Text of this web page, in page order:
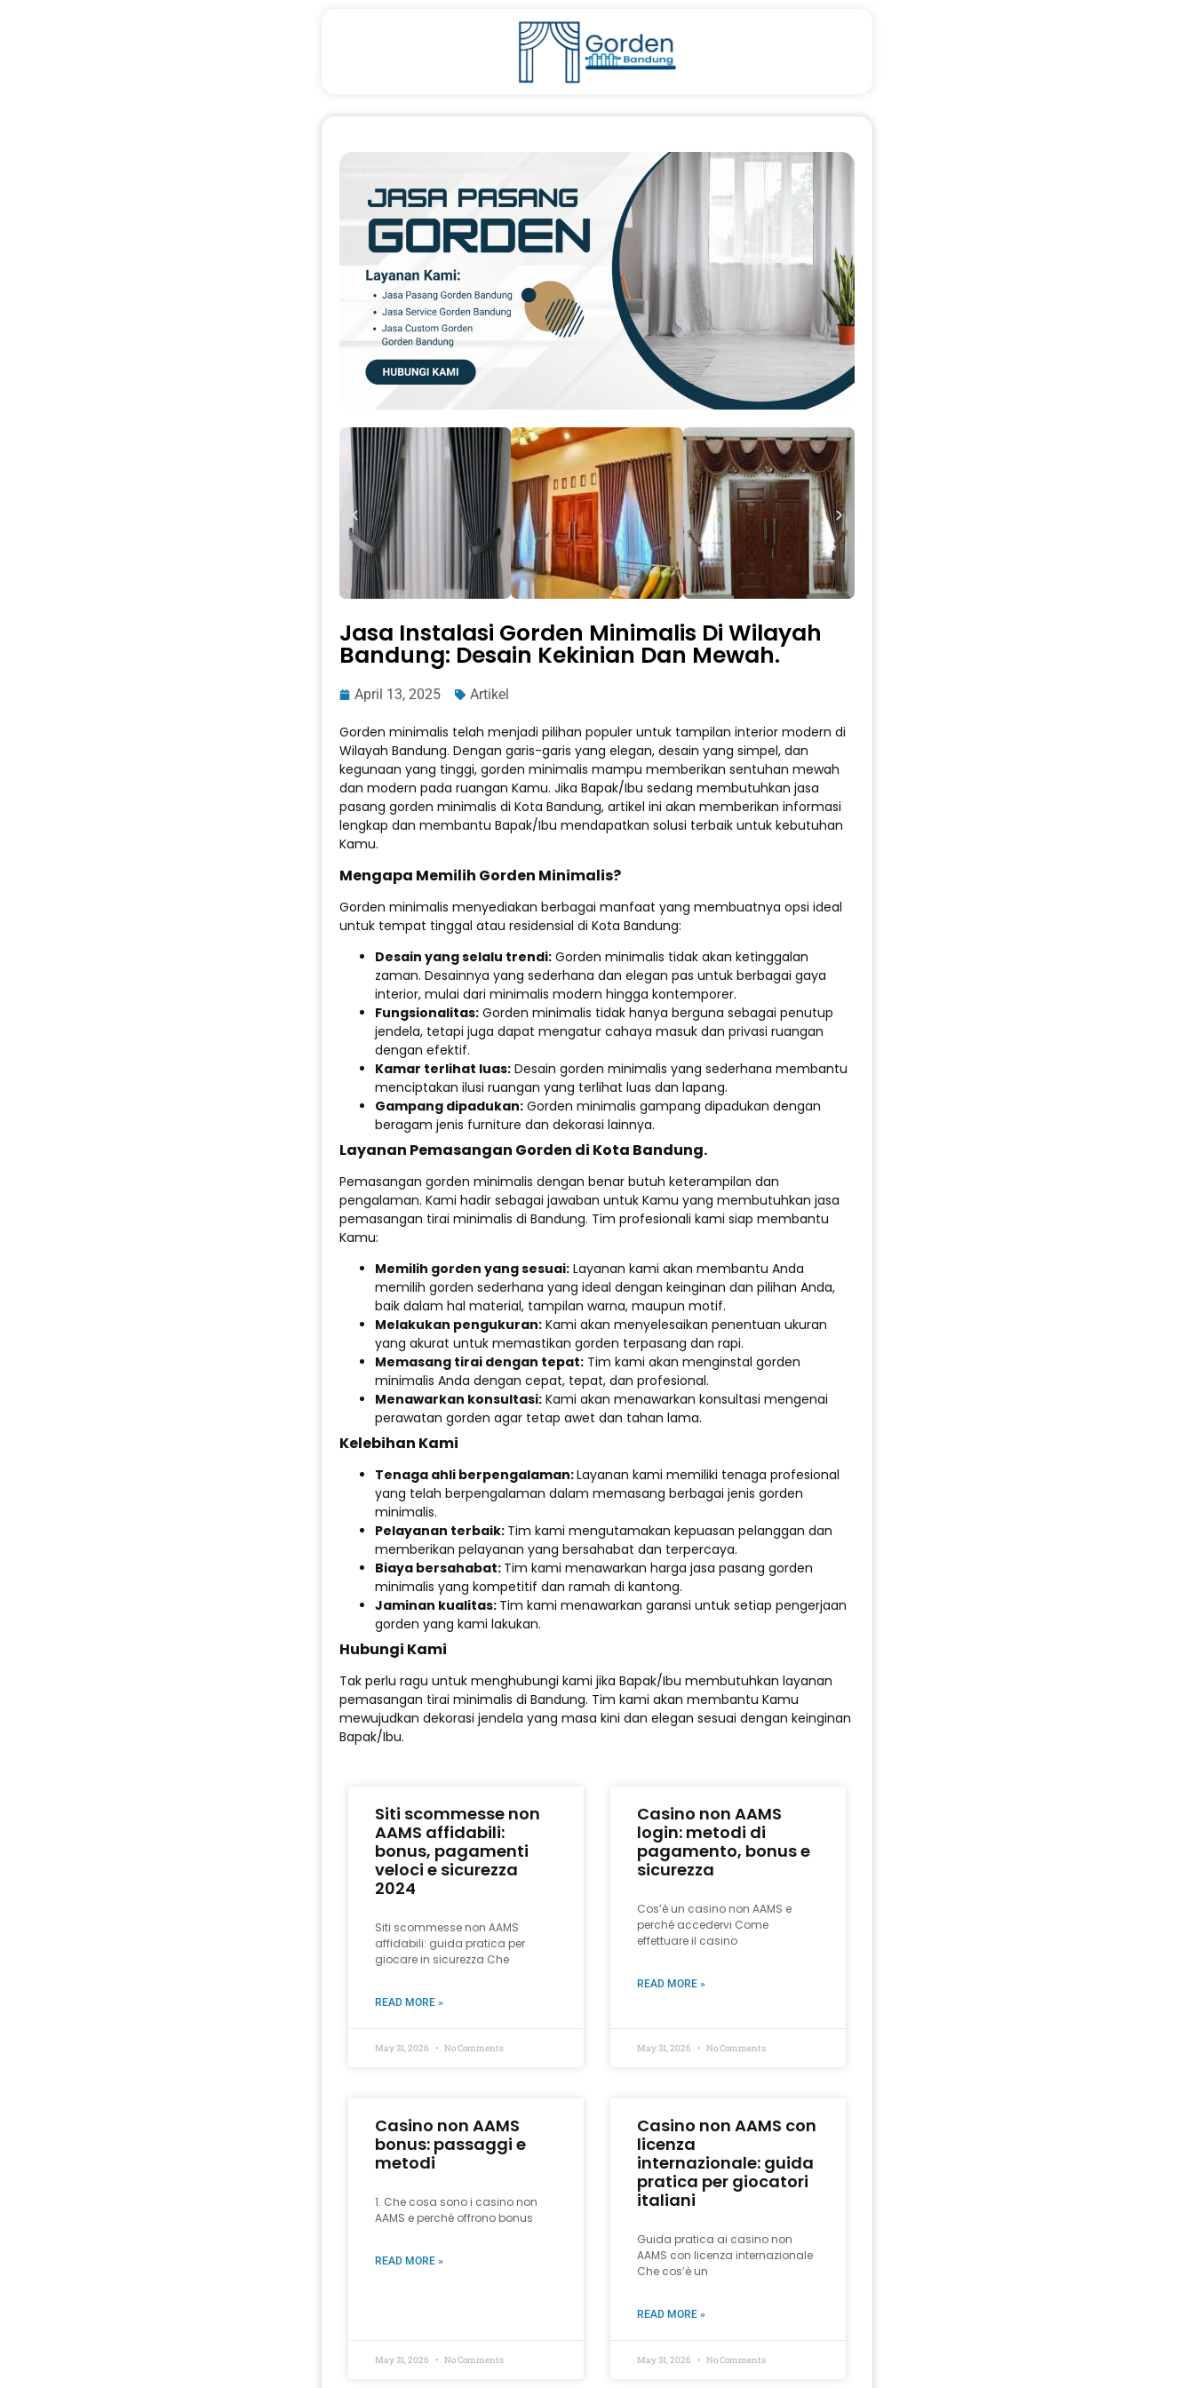
Jasa Instalasi Gorden Minimalis Di Wilayah
Bandung: Desain Kekinian Dan Mewah.
April 13, 2025 Artikel
Gorden minimalis telah menjadi pilihan populer untuk tampilan interior modern di
Wilayah Bandung. Dengan garis-garis yang elegan, desain yang simpel, dan
kegunaan yang tinggi, gorden minimalis mampu memberikan sentuhan mewah
dan modern pada ruangan Kamu. Jika Bapak/Ibu sedang membutuhkan jasa
pasang gorden minimalis di Kota Bandung, artikel ini akan memberikan informasi
lengkap dan membantu Bapak/Ibu mendapatkan solusi terbaik untuk kebutuhan
Kamu.
Mengapa Memilih Gorden Minimalis?
Gorden minimalis menyediakan berbagai manfaat yang membuatnya opsi ideal
untuk tempat tinggal atau residensial di Kota Bandung:
Desain yang selalu trendi: Gorden minimalis tidak akan ketinggalan
zaman. Desainnya yang sederhana dan elegan pas untuk berbagai gaya
interior, mulai dari minimalis modern hingga kontemporer.
Fungsionalitas: Gorden minimalis tidak hanya berguna sebagai penutup
jendela, tetapi juga dapat mengatur cahaya masuk dan privasi ruangan
dengan efektif.
Kamar terlihat luas: Desain gorden minimalis yang sederhana membantu
menciptakan ilusi ruangan yang terlihat luas dan lapang.
Gampang dipadukan: Gorden minimalis gampang dipadukan dengan
beragam jenis furniture dan dekorasi lainnya.
Layanan Pemasangan Gorden di Kota Bandung.
Pemasangan gorden minimalis dengan benar butuh keterampilan dan
pengalaman. Kami hadir sebagai jawaban untuk Kamu yang membutuhkan jasa
pemasangan tirai minimalis di Bandung. Tim profesionali kami siap membantu
Kamu:
Memilih gorden yang sesuai: Layanan kami akan membantu Anda
memilih gorden sederhana yang ideal dengan keinginan dan pilihan Anda,
baik dalam hal material, tampilan warna, maupun motif.
Melakukan pengukuran: Kami akan menyelesaikan penentuan ukuran
yang akurat untuk memastikan gorden terpasang dan rapi.
Memasang tirai dengan tepat: Tim kami akan menginstal gorden
minimalis Anda dengan cepat, tepat, dan profesional.
Menawarkan konsultasi: Kami akan menawarkan konsultasi mengenai
perawatan gorden agar tetap awet dan tahan lama.
Kelebihan Kami
Tenaga ahli berpengalaman:Layanan kami memiliki tenaga profesional
yang telah berpengalaman dalam memasang berbagai jenis gorden
minimalis.
Pelayanan terbaik: Tim kami mengutamakan kepuasan pelanggan dan
memberikan pelayanan yang bersahabat dan terpercaya.
Biaya bersahabat: Tim kami menawarkan harga jasa pasang gorden
minimalis yang kompetitif dan ramah di kantong.
Jaminan kualitas: Tim kami menawarkan garansi untuk setiap pengerjaan
gorden yang kami lakukan.
Hubungi Kami
Tak perlu ragu untuk menghubungi kami jika Bapak/Ibu membutuhkan layanan
pemasangan tirai minimalis di Bandung. Tim kami akan membantu Kamu
mewujudkan dekorasi jendela yang masa kini dan elegan sesuai dengan keinginan
Bapak/Ibu.
Siti scommesse non
AAMS affidabili:
bonus, pagamenti
veloci e sicurezza
2024
Siti scommesse non AAMS
affidabili: guida pratica per
giocare in sicurezza Che
READ MORE »
May 31, 2026 No Comments
Casino non AAMS
login: metodi di
pagamento, bonus e
sicurezza
Cos’è un casino non AAMS e
perché accedervi Come
effettuare il casino
READ MORE »
May 31, 2026 No Comments
Casino non AAMS
bonus: passaggi e
metodi
1. Che cosa sono i casino non
AAMS e perché offrono bonus
READ MORE »
May 31, 2026 No Comments
Casino non AAMS con
licenza
internazionale: guida
pratica per giocatori
italiani
Guida pratica ai casino non
AAMS con licenza internazionale
Che cos’è un
READ MORE »
May 31, 2026 No Comments